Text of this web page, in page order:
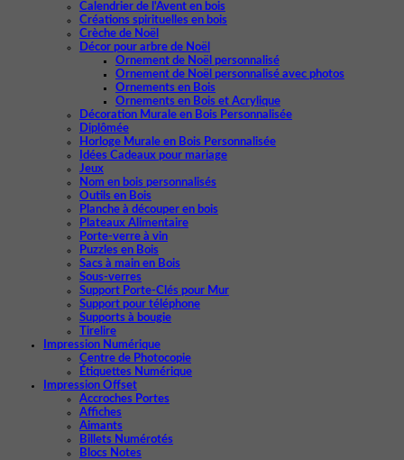
Calendrier de l'Avent en bois
Créations spirituelles en bois
Crèche de Noël
Décor pour arbre de Noël
Ornement de Noël personnalisé
Ornement de Noël personnalisé avec photos
Ornements en Bois
Ornements en Bois et Acrylique
Décoration Murale en Bois Personnalisée
Diplômée
Horloge Murale en Bois Personnalisée
Idées Cadeaux pour mariage
Jeux
Nom en bois personnalisés
Outils en Bois
Planche à découper en bois
Plateaux Alimentaire
Porte-verre à vin
Puzzles en Bois
Sacs à main en Bois
Sous-verres
Support Porte-Clés pour Mur
Support pour téléphone
Supports à bougie
Tirelire
Impression Numérique
Centre de Photocopie
Étiquettes Numérique
Impression Offset
Accroches Portes
Affiches
Aimants
Billets Numérotés
Blocs Notes